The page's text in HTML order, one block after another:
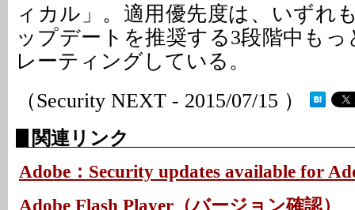
ィカル」。適用優先度は、いずれ
ップデートを推奨する3段階中も
レーティングしている。
（Security NEXT - 2015/07/15 ）
関連リンク
Adobe：Security updates available for
Adobe Flash Player（バージョン確認）